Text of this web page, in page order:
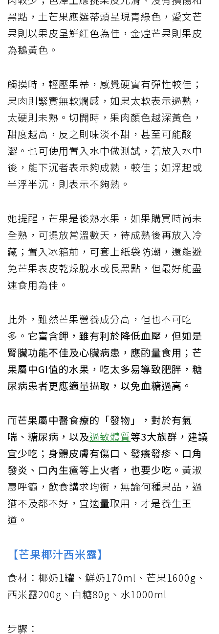
黑點，土芒果應選蒂頭呈現青綠色，愛文芒
果則以果皮呈鮮紅色為佳，金煌芒果則果皮
為鵝黃色。
觸摸時，輕壓果蒂，感覺硬實有彈性較佳；
果肉則緊實無軟爛感，如果太軟表示過熟，
太硬則未熟。切開時，果肉顏色越深黃色，
甜度越高，反之則味淡不甜，甚至可能酸
澀。也可使用置入水中做測試，若放入水中
後，能下沉者表示夠成熟，較佳；如浮起或
半浮半沉，則表示不夠熟。
她提醒，芒果是後熟水果，如果購買時尚未
全熟，可擺放常溫數天，待成熟後再放入冷
藏；置入冰箱前，可套上紙袋防潮，還能避
免芒果表皮乾燥脫水或長黑點，但最好能盡
速食用為佳。
此外，雖然芒果營養成分高，但也不可吃
多。 它富含鉀，雖有利於降低血壓，但如是
腎臟功能不佳及心臟病患，應酌量食用；芒
果屬中GI值的水果，吃太多易導致肥胖，糖
尿病患者更應適量攝取，以免血糖過高。
而芒果屬中醫食療的「發物」，對於有氣
喘、糖尿病，以及過敏體質等3大族群，建議
宜少吃；身體皮膚有傷口、發癢發疹、口角
發炎、口內生瘡等上火者，也要少吃。 黃淑
惠呼籲，飲食講求均衡，無論何種果品，過
猶不及都不好，宜適量取用，才是養生王
道。
【芒果椰汁西米露】
食材：椰奶1罐、鮮奶170ml、芒果1600g、
西米露200g、白糖80g、水1000ml
步驟：